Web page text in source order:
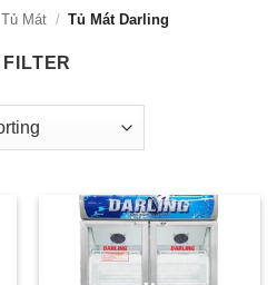
Tủ Mát / Tủ Mát Darling
FILTER